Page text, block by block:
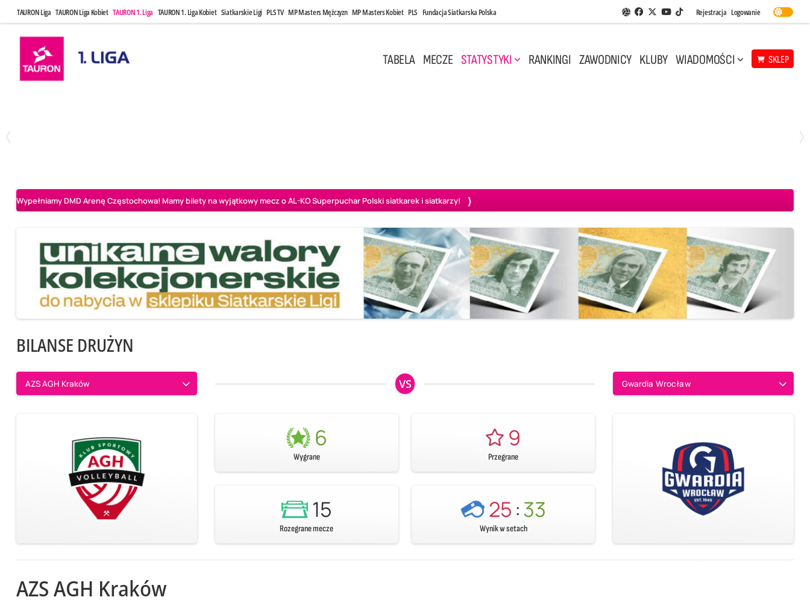
TAURON Liga TAURON Liga Kobiet TAURON 1. Liga TAURON 1. Liga Kobiet Siatkarskie Ligi PLS TV MP Masters Mężczyzn MP Masters Kobiet PLS Fundacja Siatkarska Polska Aplikacja Siatkarskie Ligi
Facebook
Twitter
Youtube
TikTok
Rejestracja Logowanie
TABELA MECZE STATYSTYKI RANKINGI ZAWODNICY KLUBY WIADOMOŚCI SKLEP
Wypełniamy DMD Arenę Częstochowa! Mamy bilety na wyjątkowy mecz o AL-KO Superpuchar Polski siatkarek i siatkarzy!
BILANSE DRUŻYN
AZS AGH Kraków VS Gwardia Wrocław
6
Wygrane
9
Przegrane
15
Rozegrane mecze
25:33
Wynik w setach
AZS AGH Kraków